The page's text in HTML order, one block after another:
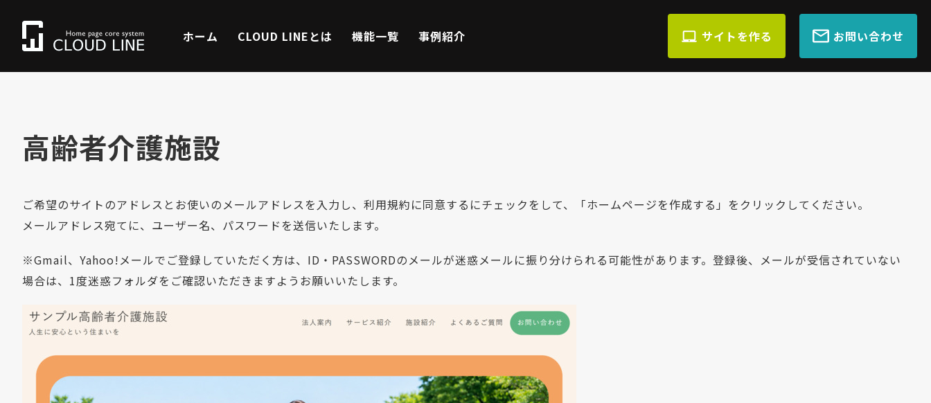
ホーム CLOUD LINEとは 機能一覧 事例紹介 サイトを作る お問い合わせ
高齢者介護施設
ご希望のサイトのアドレスとお使いのメールアドレスを入力し、利用規約に同意するにチェックをして、「ホームページを作成する」をクリックしてください。
メールアドレス宛てに、ユーザー名、パスワードを送信いたします。
※Gmail、Yahoo!メールでご登録していただく方は、ID・PASSWORDのメールが迷惑メールに振り分けられる可能性があります。登録後、メールが受信されていない
場合は、1度迷惑フォルダをご確認いただきますようお願いいたします。